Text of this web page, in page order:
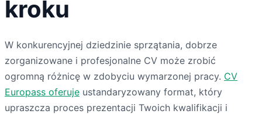
kroku
W konkurencyjnej dziedzinie sprzątania, dobrze
zorganizowane i profesjonalne CV może zrobić
ogromną różnicę w zdobyciu wymarzonej pracy. CV
Europass oferuje ustandaryzowany format, który
upraszcza proces prezentacji Twoich kwalifikacji i